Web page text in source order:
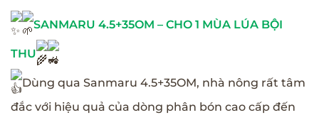
SANMARU 4.5+35OM – CHO 1 MÙA LÚA BỘI
THU
Dùng qua Sanmaru 4.5+35OM, nhà nông rất tâm
đắc với hiệu quả của dòng phân bón cao cấp đến